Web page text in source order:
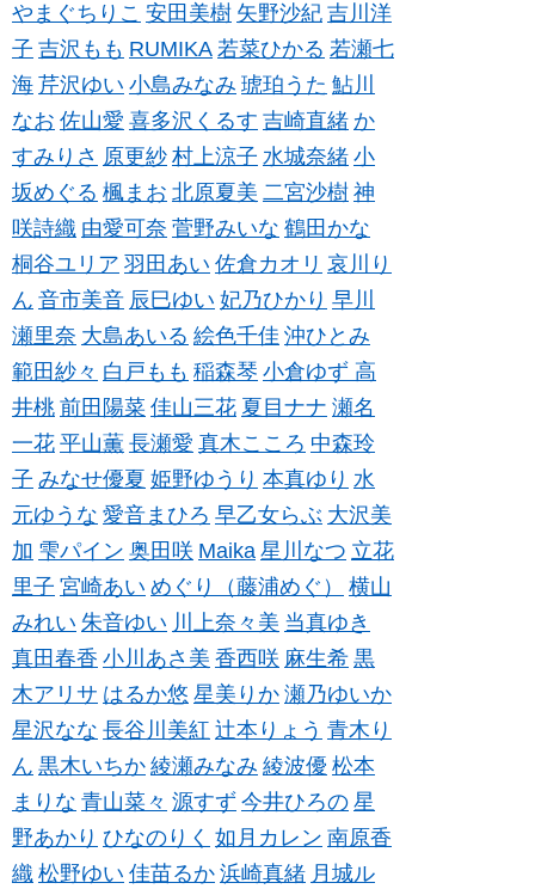
やまぐちりこ 安田美樹 矢野沙紀 吉川洋
子 吉沢もも RUMIKA 若菜ひかる 若瀬七
海 芹沢ゆい 小島みなみ 琥珀うた 鮎川
なお 佐山愛 喜多沢くるす 吉崎直緒 か
すみりさ 原更紗 村上涼子 水城奈緒 小
坂めぐる 楓まお 北原夏美 二宮沙樹 神
咲詩織 由愛可奈 菅野みいな 鶴田かな
桐谷ユリア 羽田あい 佐倉カオリ 哀川り
ん 音市美音 辰巳ゆい 妃乃ひかり 早川
瀬里奈 大島あいる 絵色千佳 沖ひとみ
範田紗々 白戸もも 稲森琴 小倉ゆず 高
井桃 前田陽菜 佳山三花 夏目ナナ 瀬名
一花 平山薫 長瀬愛 真木こころ 中森玲
子 みなせ優夏 姫野ゆうり 本真ゆり 水
元ゆうな 愛音まひろ 早乙女らぶ 大沢美
加 雫パイン 奥田咲 Maika 星川なつ 立花
里子 宮崎あい めぐり（藤浦めぐ）
横山
みれい 朱音ゆい 川上奈々美 当真ゆき
真田春香 小川あさ美 香西咲 麻生希 黒
木アリサ はるか悠 星美りか 瀬乃ゆいか
星沢なな 長谷川美紅 辻本りょう 青木り
ん 黒木いちか 綾瀬みなみ 綾波優 松本
まりな 青山菜々 源すず 今井ひろの 星
野あかり ひなのりく 如月カレン 南原香
織 松野ゆい 佳苗るか 浜崎真緒 月城ル